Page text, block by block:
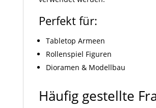
Perfekt für:
Tabletop Armeen
Rollenspiel Figuren
Dioramen & Modellbau
Häufig gestellte